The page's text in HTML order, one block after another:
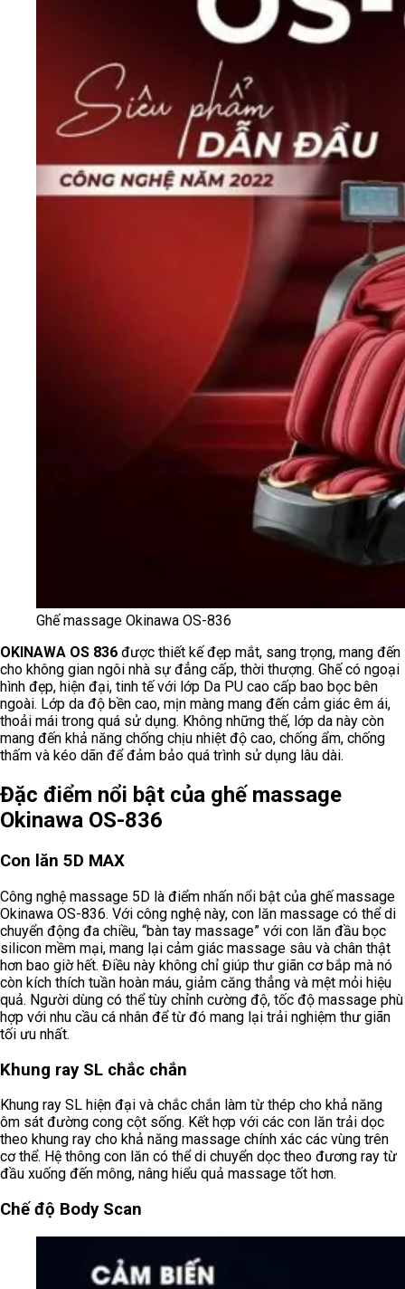
Ghế massage Okinawa OS-836
OKINAWA OS 836 được thiết kế đẹp mắt, sang trọng, mang đến
cho không gian ngôi nhà sự đẳng cấp, thời thượng. Ghế có ngoại
hình đẹp, hiện đại, tinh tế với lớp Da PU cao cấp bao bọc bên
ngoài. Lớp da độ bền cao, mịn màng mang đến cảm giác êm ái,
thoải mái trong quá sử dụng. Không những thế, lớp da này còn
mang đến khả năng chống chịu nhiệt độ cao, chống ẩm, chống
thấm và kéo dãn để đảm bảo quá trình sử dụng lâu dài.
Đặc điểm nổi bật của ghế massage
Okinawa OS-836
Con lăn 5D MAX
Công nghệ massage 5D là điểm nhấn nổi bật của ghế massage
Okinawa OS-836. Với công nghệ này, con lăn massage có thể di
chuyển động đa chiều, “bàn tay massage” với con lăn đầu bọc
silicon mềm mại, mang lại cảm giác massage sâu và chân thật
hơn bao giờ hết. Điều này không chỉ giúp thư giãn cơ bắp mà nó
còn kích thích tuần hoàn máu, giảm căng thẳng và mệt mỏi hiệu
quả. Người dùng có thể tùy chỉnh cường độ, tốc độ massage phù
hợp với nhu cầu cá nhân để từ đó mang lại trải nghiệm thư giãn
tối ưu nhất.
Khung ray SL chắc chắn
Khung ray SL hiện đại và chắc chắn làm từ thép cho khả năng
ôm sát đường cong cột sống. Kết hợp với các con lăn trải dọc
theo khung ray cho khả năng massage chính xác các vùng trên
cơ thể. Hệ thông con lăn có thể di chuyển dọc theo đương ray từ
đầu xuống đến mông, nâng hiểu quả massage tốt hơn.
Chế độ Body Scan